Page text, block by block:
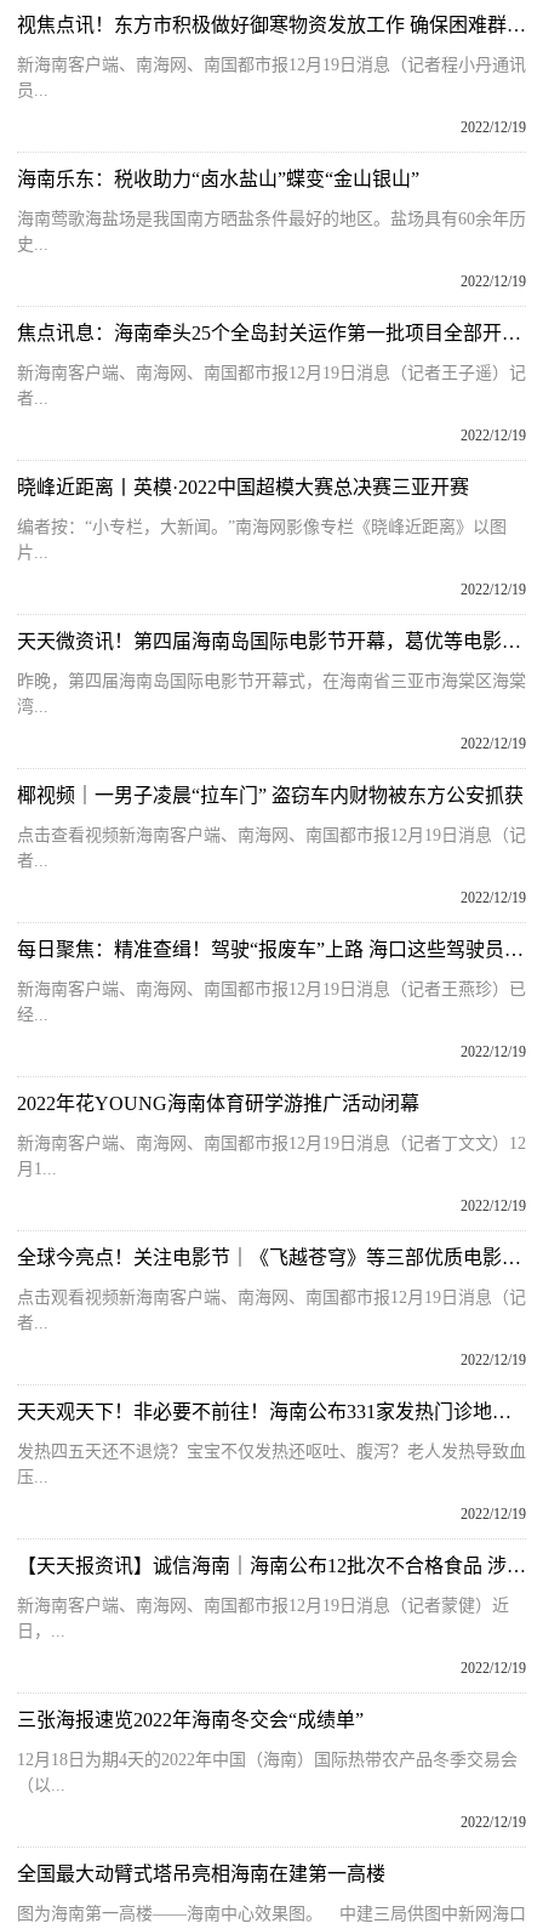
视焦点讯！东方市积极做好御寒物资发放工作 确保困难群众温暖过冬
新海南客户端、南海网、南国都市报12月19日消息（记者程小丹通讯
员...
2022/12/19
海南乐东：税收助力“卤水盐山”蝶变“金山银山”
海南莺歌海盐场是我国南方晒盐条件最好的地区。盐场具有60余年历
史...
2022/12/19
焦点讯息：海南牵头25个全岛封关运作第一批项目全部开工 总投资约117亿元
新海南客户端、南海网、南国都市报12月19日消息（记者王子遥）记
者...
2022/12/19
晓峰近距离丨英模·2022中国超模大赛总决赛三亚开赛
编者按：“小专栏，大新闻。”南海网影像专栏《晓峰近距离》以图
片...
2022/12/19
天天微资讯！第四届海南岛国际电影节开幕，葛优等电影人齐亮相
昨晚，第四届海南岛国际电影节开幕式，在海南省三亚市海棠区海棠
湾...
2022/12/19
椰视频｜一男子凌晨“拉车门” 盗窃车内财物被东方公安抓获
点击查看视频新海南客户端、南海网、南国都市报12月19日消息（记
者...
2022/12/19
每日聚焦：精准查缉！驾驶“报废车”上路 海口这些驾驶员被查获
新海南客户端、南海网、南国都市报12月19日消息（记者王燕珍）已
经...
2022/12/19
2022年花YOUNG海南体育研学游推广活动闭幕
新海南客户端、南海网、南国都市报12月19日消息（记者丁文文）12
月1...
2022/12/19
全球今亮点！关注电影节｜《飞越苍穹》等三部优质电影在三亚发布
点击观看视频新海南客户端、南海网、南国都市报12月19日消息（记
者...
2022/12/19
天天观天下！非必要不前往！海南公布331家发热门诊地址电话
发热四五天还不退烧？宝宝不仅发热还呕吐、腹泻？老人发热导致血
压...
2022/12/19
【天天报资讯】诚信海南｜海南公布12批次不合格食品 涉及鱼、虾、芒果、上海青等
新海南客户端、南海网、南国都市报12月19日消息（记者蒙健）近
日，...
2022/12/19
三张海报速览2022年海南冬交会“成绩单”
12月18日为期4天的2022年中国（海南）国际热带农产品冬季交易会
（以...
2022/12/19
全国最大动臂式塔吊亮相海南在建第一高楼
图为海南第一高楼——海南中心效果图。 中建三局供图中新网海口